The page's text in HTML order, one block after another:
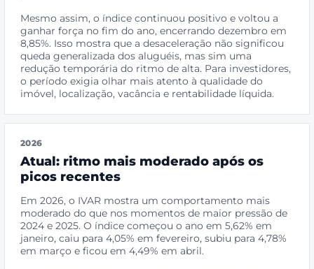
Mesmo assim, o índice continuou positivo e voltou a
ganhar força no fim do ano, encerrando dezembro em
8,85%. Isso mostra que a desaceleração não significou
queda generalizada dos aluguéis, mas sim uma
redução temporária do ritmo de alta. Para investidores,
o período exigia olhar mais atento à qualidade do
imóvel, localização, vacância e rentabilidade líquida.
2026
Atual: ritmo mais moderado após os
picos recentes
Em 2026, o IVAR mostra um comportamento mais
moderado do que nos momentos de maior pressão de
2024 e 2025. O índice começou o ano em 5,62% em
janeiro, caiu para 4,05% em fevereiro, subiu para 4,78%
em março e ficou em 4,49% em abril.